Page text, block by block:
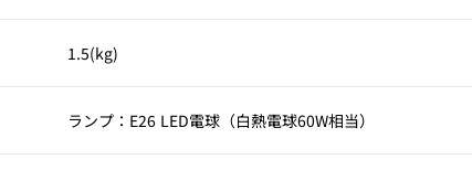
1.5(kg)
ランプ：E26 LED電球（白熱電球60W相当）